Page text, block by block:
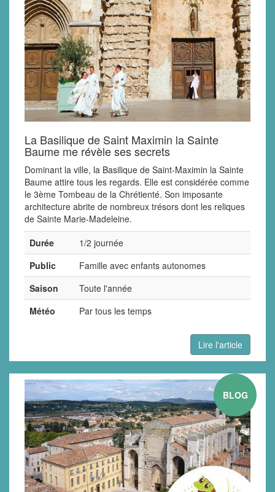
La Basilique de Saint Maximin la Sainte
Baume me révèle ses secrets
Dominant la ville, la Basilique de Saint-Maximin la Sainte
Baume attire tous les regards. Elle est considérée comme
le 3ème Tombeau de la Chrétienté. Son imposante
architecture abrite de nombreux trésors dont les reliques
de Sainte Marie-Madeleine.
Durée
1/2 journée
Public
Famille avec enfants autonomes
Saison
Toute l'année
Météo
Par tous les temps
Lire l'article
BLOG